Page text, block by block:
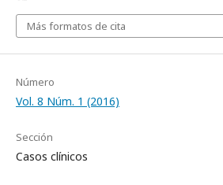
Más formatos de cita
Número
Vol. 8 Núm. 1 (2016)
Sección
Casos clínicos